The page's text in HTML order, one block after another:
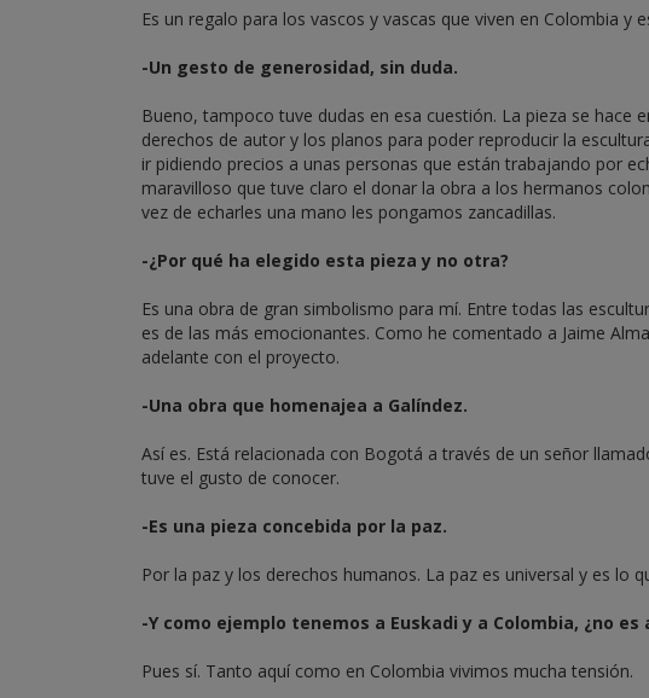
Es un regalo para los vascos y vascas que viven en Colombia y
-Un gesto de generosidad, sin duda.
Bueno, tampoco tuve dudas en esa cuestión. La pieza se hace
derechos de autor y los planos para poder reproducir la
ir pidiendo precios a unas personas que están trabajando por
maravilloso que tuve claro el donar la obra a los hermanos
vez de echarles una mano les pongamos zancadillas.
-¿Por qué ha elegido esta pieza y no otra?
Es una obra de gran simbolismo para mí. Entre todas las
es de las más emocionantes. Como he comentado a Jaime
adelante con el proyecto.
-Una obra que homenajea a Galíndez.
Así es. Está relacionada con Bogotá a través de un señor
tuve el gusto de conocer.
-Es una pieza concebida por la paz.
Por la paz y los derechos humanos. La paz es universal y es
-Y como ejemplo tenemos a Euskadi y a Colombia, ¿no es
Pues sí. Tanto aquí como en Colombia vivimos mucha tensión.